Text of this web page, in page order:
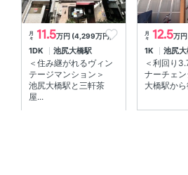
その他初期費用
real プレミアム会費 19800円 ペッ
備考
ペット飼育、楽器要相談。 駐車場
月
々 11.5万円 (4,299万円)
1DK 池尻大橋駅
＜住み継がれるヴィン
テージマンション＞
池尻大橋駅と三軒茶
屋...
月
々 12.5万
1K 池尻
＜利回り
ナーチェ
大橋駅か